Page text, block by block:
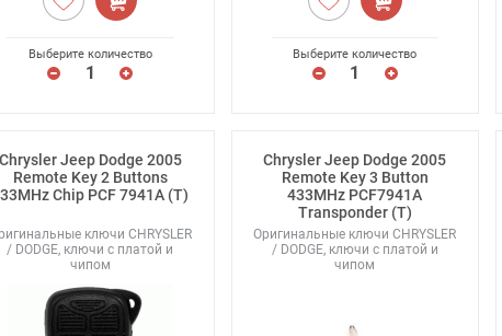
Выберите количество Выберите количество
Chrysler Jeep Dodge 2005
Remote Key 2 Buttons
Chip PCF 7941A (T)
ключи CHRYSLER
/ DODGE, ключи с платой и
чипом
Chrysler Jeep Dodge 2005
Remote Key 3 Button
433MHz PCF7941A
Transponder (T)
Оригинальные ключи CHRYSLER
/ DODGE, ключи с платой и
чипом